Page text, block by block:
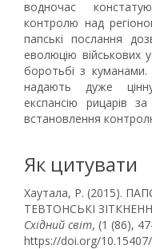
водночас
контролю над
папські послання
еволюцію військових
боротьбі з
надають дуже
експансію рицарів
встановлення
Як цитувати
Хаутала, Р. (2015).
ТЕВТОНСЬКІ
Східний світ, (1 (86),
https://doi.org/